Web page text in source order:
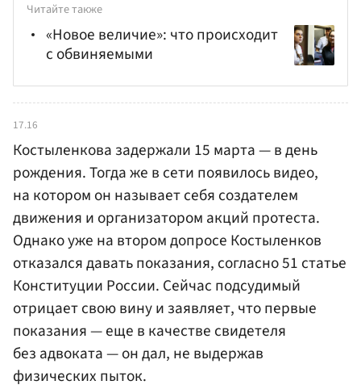
Читайте также
«Новое величие»: что происходит
с обвиняемыми
17.16
Костыленкова задержали 15 марта — в день
рождения. Тогда же в сети появилось видео,
на котором он называет себя создателем
движения и организатором акций протеста.
Однако уже на втором допросе Костыленков
отказался давать показания, согласно 51 статье
Конституции России. Сейчас подсудимый
отрицает свою вину и заявляет, что первые
показания — еще в качестве свидетеля
без адвоката — он дал, не выдержав
физических пыток.